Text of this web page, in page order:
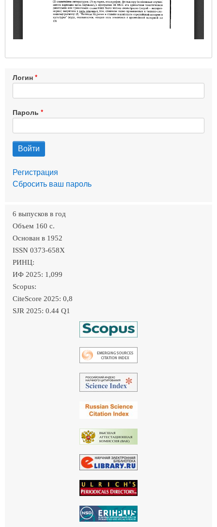
Логин
Пароль
Регистрация
Сбросить ваш пароль
6 выпусков в год
Объем 160 c.
Основан в 1952
ISSN 0373-658X
РИНЦ:
ИФ 2025: 1,099
Scopus:
CiteScore 2025: 0,8
SJR 2025: 0.44 Q1